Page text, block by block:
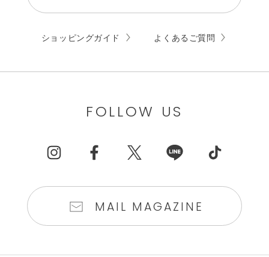
ショッピングガイド よくあるご質問
FOLLOW US
MAIL MAGAZINE